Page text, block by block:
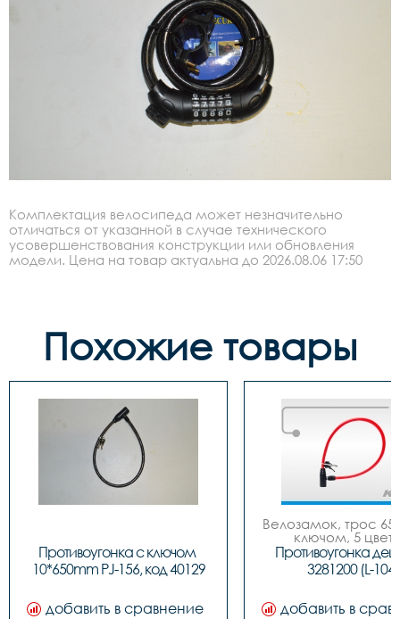
Комплектация велосипеда может незначительно
отличаться от указанной в случае технического
усовершенствования конструкции или обновления
модели. Цена на товар актуальна до 2026.08.06 17:50
Похожие товары
Противоугонка с ключом
10*650mm PJ-156, код 40129
добавить в сравнение
Велозамок, трос
ключом, 5
Противоугонка
3281200 (L-104)
добавить в